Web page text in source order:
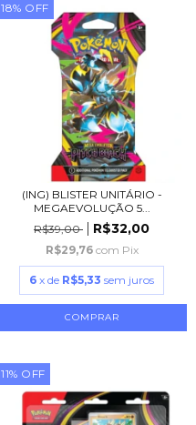
18% OFF
(ING) BLISTER UNITÁRIO -
MEGAEVOLUÇÃO 5...
R$39,00
R$32,00
R$29,76 com Pix
6 x de R$5,33 sem juros
11% OFF